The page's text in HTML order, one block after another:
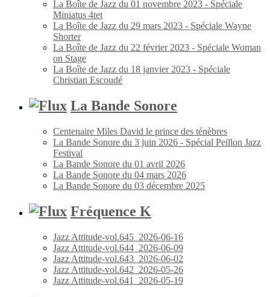
La Boîte de Jazz du 01 novembre 2023 - Spéciale
Miniatus 4tet
La Boîte de Jazz du 29 mars 2023 - Spéciale Wayne
Shorter
La Boîte de Jazz du 22 février 2023 - Spéciale Woman
on Stage
La Boîte de Jazz du 18 janvier 2023 - Spéciale
Christian Escoudé
La Bande Sonore
Centenaire Miles David le prince des ténèbres
La Bande Sonore du 3 juin 2026 - Spécial Peillon Jazz
Festival
La Bande Sonore du 01 avril 2026
La Bande Sonore du 04 mars 2026
La Bande Sonore du 03 décembre 2025
Fréquence K
Jazz Attitude-vol.645_2026-06-16
Jazz Attitude-vol.644_2026-06-09
Jazz Attitude-vol.643_2026-06-02
Jazz Attitude-vol.642_2026-05-26
Jazz Attitude-vol.641_2026-05-19